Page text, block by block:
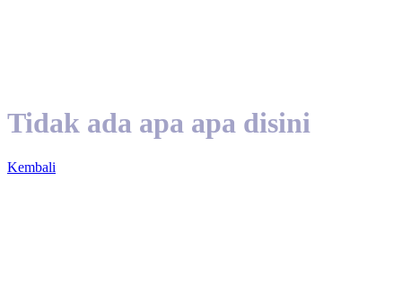
Tidak ada apa apa disini
Kembali